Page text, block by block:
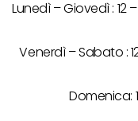
Lunedì – Giovedì : 12
Venerdì – Sabato : 12
Domenica: